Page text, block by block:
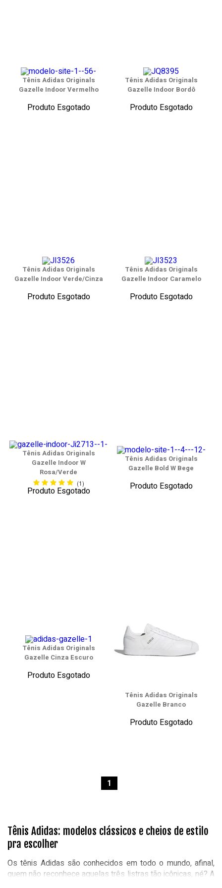
Tênis Adidas Originals
Gazelle Indoor Vermelho
Produto Esgotado
Tênis Adidas Originals
Gazelle Indoor Bordô
Produto Esgotado
Tênis Adidas Originals
Gazelle Indoor Verde/Cinza
Produto Esgotado
Tênis Adidas Originals
Gazelle Indoor Caramelo
Produto Esgotado
Tênis Adidas Originals
Gazelle Indoor W
Rosa/Verde
(1)
Produto Esgotado
Tênis Adidas Originals
Gazelle Bold W Bege
Produto Esgotado
Tênis Adidas Originals
Gazelle Cinza Escuro
Produto Esgotado
Tênis Adidas Originals
Gazelle Branco
Produto Esgotado
1
Tênis Adidas: modelos clássicos e cheios de estilo
pra escolher
Os tênis Adidas são conhecidos em todo o mundo, afinal,
quem não reconhece aquelas três listras tão icônicas, né? A